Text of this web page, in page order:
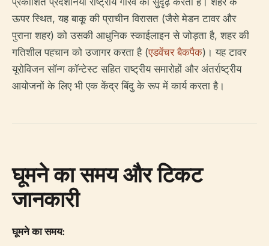
ऊपर स्थित, यह बाकू की प्राचीन विरासत (जैसे मेडन टावर और
पुराना शहर) को उसकी आधुनिक स्काईलाइन से जोड़ता है, शहर की
गतिशील पहचान को उजागर करता है (एडवेंचर बैकपैक)। यह टावर
यूरोविजन सॉन्ग कॉन्टेस्ट सहित राष्ट्रीय समारोहों और अंतर्राष्ट्रीय
आयोजनों के लिए भी एक केंद्र बिंदु के रूप में कार्य करता है।
घूमने का समय और टिकट
जानकारी
घूमने का समय: